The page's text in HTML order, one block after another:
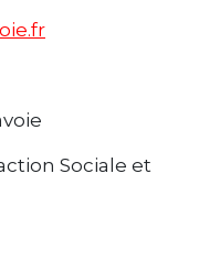
Sociale et